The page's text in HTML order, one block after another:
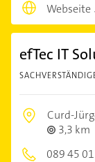
Webseite
efTec IT
Curd-
3,3 km
089 45